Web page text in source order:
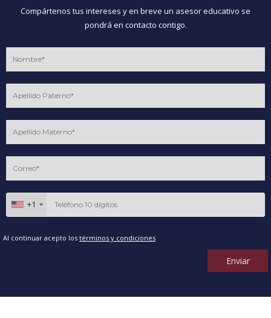
Compártenos tus intereses y en breve un asesor educativo se
pondrá en contacto contigo.
+1
Al continuar acepto los términos y condiciones
Enviar